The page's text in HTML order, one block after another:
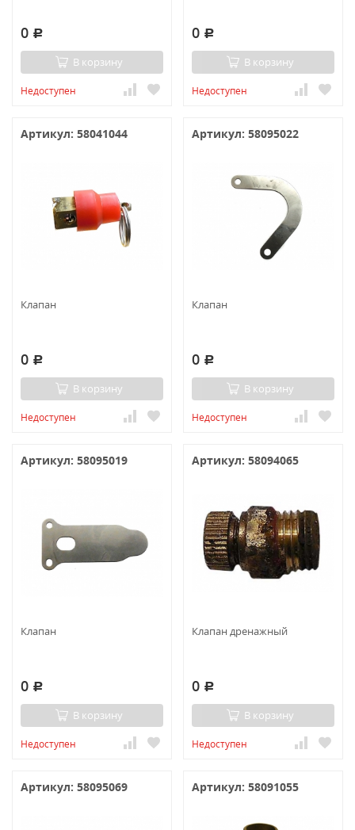
0 Р
В корзину
Недоступен
0 Р
В корзину
Недоступен
Артикул: 58041044
Клапан
0 Р
В корзину
Недоступен
Артикул: 58095022
Клапан
0 Р
В корзину
Недоступен
Артикул: 58095019
Клапан
0 Р
В корзину
Недоступен
Артикул: 58094065
Клапан дренажный
0 Р
В корзину
Недоступен
Артикул: 58095069 Артикул: 58091055